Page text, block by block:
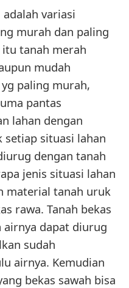
variasi
murah dan paling
tanah merah
mudah
paling murah,
pantas
lahan dengan
situasi lahan
dengan tanah
jenis situasi lahan
material tanah uruk
rawa. Tanah bekas
dapat diurug
sudah
airnya. Kemudian
bekas sawah bisa